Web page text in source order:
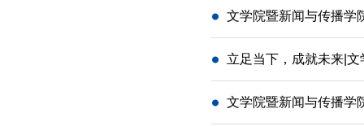
文学院暨新闻与传播学
立足当下，成就未来|
文学院暨新闻与传播学